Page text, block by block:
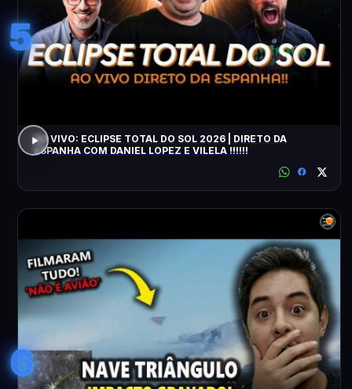
5
AO VIVO: ECLIPSE TOTAL DO SOL 2026 | DIRETO DA
ESPANHA COM DANIEL LOPEZ E VILELA !!!!!!
6